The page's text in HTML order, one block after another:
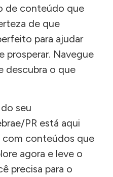
de conteúdo que
de que
para ajudar
prosperar. Navegue
descubra o que
seu
PR está aqui
com conteúdos que
agora e leve o
precisa para o